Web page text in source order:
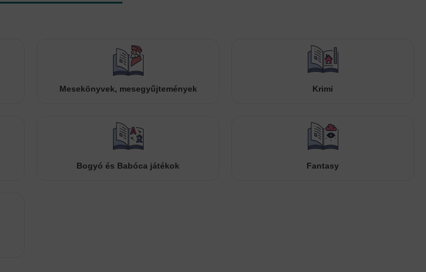
Mesekönyvek, mesegyűjtemények Krimi
Bogyó és Babóca játékok Fantasy